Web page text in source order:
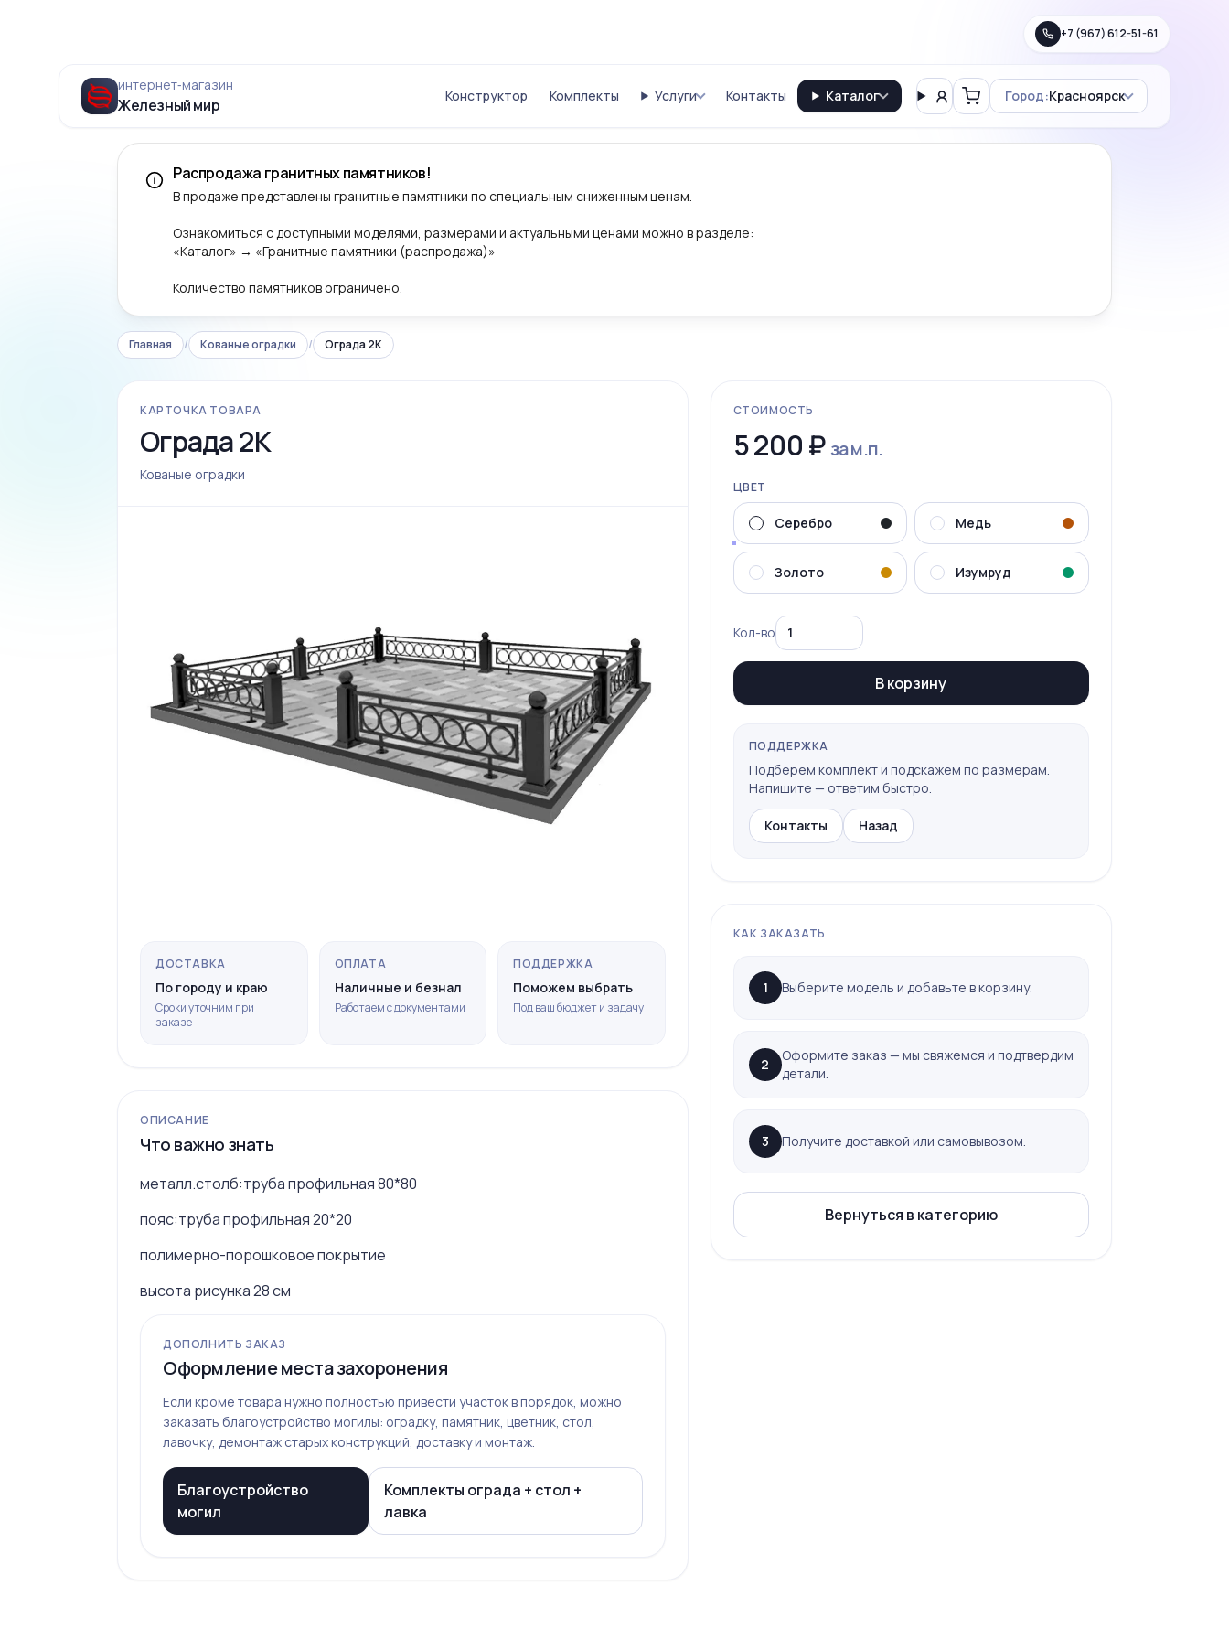
+7 (967) 612-51-61
интернет‑магазин
Железный мир Конструктор Комплекты Услуги Контакты Каталог ВходКорзинаГород:Красноярск
Распродажа гранитных памятников!
В продаже представлены гранитные памятники по специальным сниженным ценам.
Ознакомиться с доступными моделями, размерами и актуальными ценами можно в разделе:
«Каталог» → «Гранитные памятники (распродажа)»
Количество памятников ограничено.
Главная / Кованые оградки / Ограда 2К
КАРТОЧКА ТОВАРА
Ограда 2К
Кованые оградки
ДОСТАВКА
По городу и краю
Сроки уточним при
заказе
ОПЛАТА
Наличные и безнал
Работаем с документами
ПОДДЕРЖКА
Поможем выбрать
Под ваш бюджет и задачу
ОПИСАНИЕ
Что важно знать
металл.столб:труба профильная 80*80
пояс:труба профильная 20*20
полимерно-порошковое покрытие
высота рисунка 28 см
ДОПОЛНИТЬ ЗАКАЗ
Оформление места захоронения
Если кроме товара нужно полностью привести участок в порядок, можно
заказать благоустройство могилы: оградку, памятник, цветник, стол,
лавочку, демонтаж старых конструкций, доставку и монтаж.
Благоустройство
могил
Комплекты ограда + стол +
лавка
СТОИМОСТЬ
5 200₽ за м.п.
ЦВЕТ
Серебро Медь
Золото Изумруд
Кол-во
В корзину
ПОДДЕРЖКА
Подберём комплект и подскажем по размерам.
Напишите — ответим быстро.
Контакты Назад
КАК ЗАКАЗАТЬ
1 Выберите модель и добавьте в корзину.
2
Оформите заказ — мы свяжемся и подтвердим
детали.
3 Получите доставкой или самовывозом.
Вернуться в категорию